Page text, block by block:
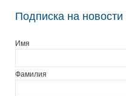
Подписка на новости
Имя
Фамилия